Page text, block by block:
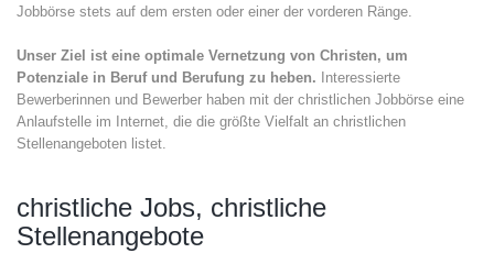
Jobbörse stets auf dem ersten oder einer der vorderen Ränge.
Unser Ziel ist eine optimale Vernetzung von Christen, um
Potenziale in Beruf und Berufung zu heben. Interessierte
Bewerberinnen und Bewerber haben mit der christlichen Jobbörse eine
Anlaufstelle im Internet, die die größte Vielfalt an christlichen
Stellenangeboten listet.
christliche Jobs, christliche
Stellenangebote